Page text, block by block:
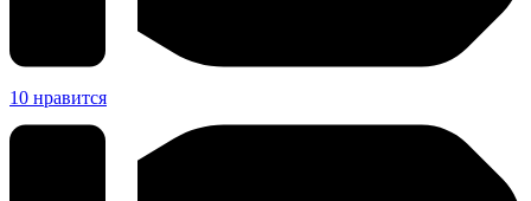
10 нравится